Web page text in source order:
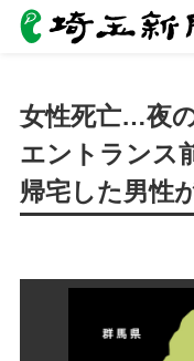
女性死亡…夜
エントランス
帰宅した男性